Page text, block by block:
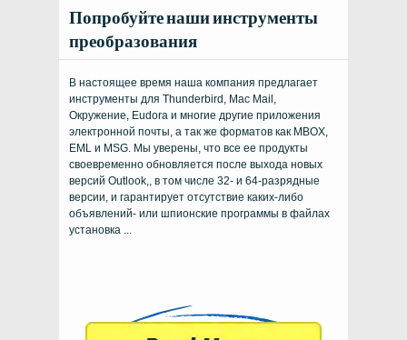
Попробуйте наши инструменты
преобразования
В настоящее время наша компания предлагает
инструменты для Thunderbird, Mac Mail,
Окружение, Eudora и многие другие приложения
электронной почты, а так же форматов как MBOX,
EML и MSG. Мы уверены, что все ее продукты
своевременно обновляется после выхода новых
версий Outlook,, в том числе 32- и 64-разрядные
версии, и гарантирует отсутствие каких-либо
объявлений- или шпионские программы в файлах
установка ...